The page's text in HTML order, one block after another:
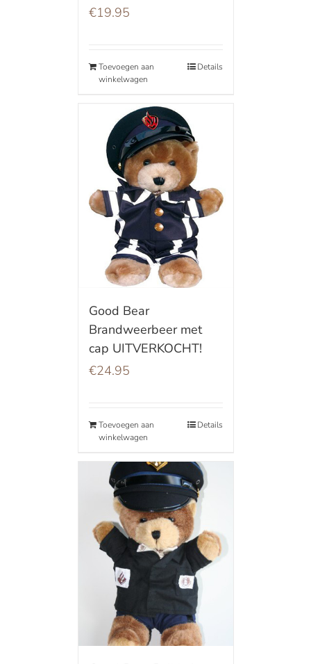
€19.95
Toevoegen aan
winkelwagen
Details
Good Bear
Brandweerbeer met
cap UITVERKOCHT!
€24.95
Toevoegen aan
winkelwagen
Details